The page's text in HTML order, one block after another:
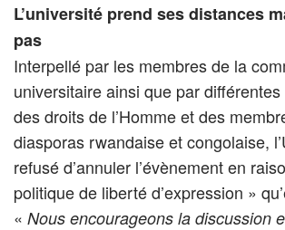
L’université prend ses distances
pas
Interpellé par les membres de la
universitaire ainsi que par
des droits de l’Homme et des
diasporas rwandaise et congolaise,
refusé d’annuler l’évènement en
politique de liberté d’expression »
« Nous encourageons la discussion